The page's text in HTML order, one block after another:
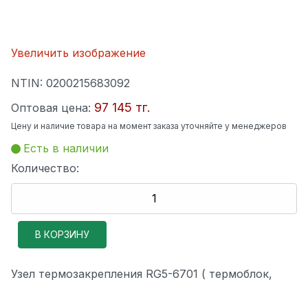
Увеличить изображение
NTIN: 0200215683092
Оптовая цена: 97 145 тг.
Цену и наличие товара на момент заказа уточняйте у менеджеров
Есть в наличии
Количество:
Узел термозакрепления RG5-6701 ( термоблок,